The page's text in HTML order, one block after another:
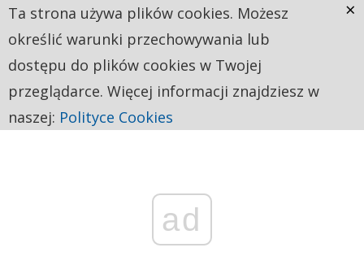
ad
Ta strona używa plików cookies. Możesz
określić warunki przechowywania lub
dostępu do plików cookies w Twojej
przeglądarce. Więcej informacji znajdziesz w
naszej: Polityce Cookies
×